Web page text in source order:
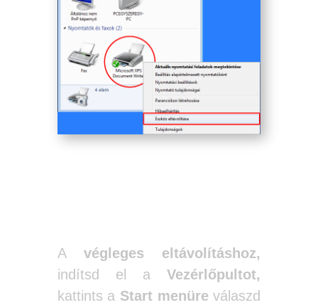
A végleges eltávolításhoz,
indítsd el aVezérlőpultot,
kattints a Start menüre válaszd